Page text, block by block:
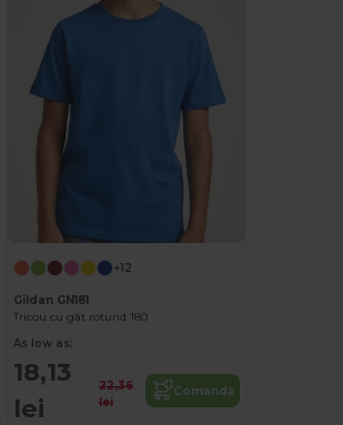
+12
Gildan GN181
Tricou cu gât rotund 180
As low as:
18,13
lei
22,36
lei
Comandă